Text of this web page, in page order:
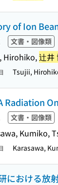
of Ion
文書・図像類
Hirohiko,辻井
Tsujii,
Radiation
文書・図像類
Kumiko,
Karasawa,
における放